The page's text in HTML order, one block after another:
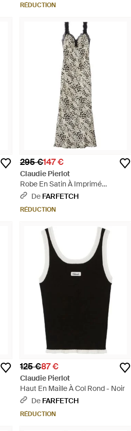
RÉDUCTION
295 €147 €
Claudie Pierlot
Robe En Satin À Imprimé
Animalier - Blanc
De FARFETCH
RÉDUCTION
125 €87 €
Claudie Pierlot
Haut En Maille À Col Rond - Noir
De FARFETCH
RÉDUCTION